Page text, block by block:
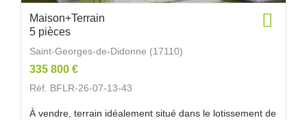
Maison+Terrain
5 pièces
Saint-Georges-de-Didonne (17110)
335 800 €
Réf. BFLR-26-07-13-43
À vendre, terrain idéalement situé dans le lotissement de